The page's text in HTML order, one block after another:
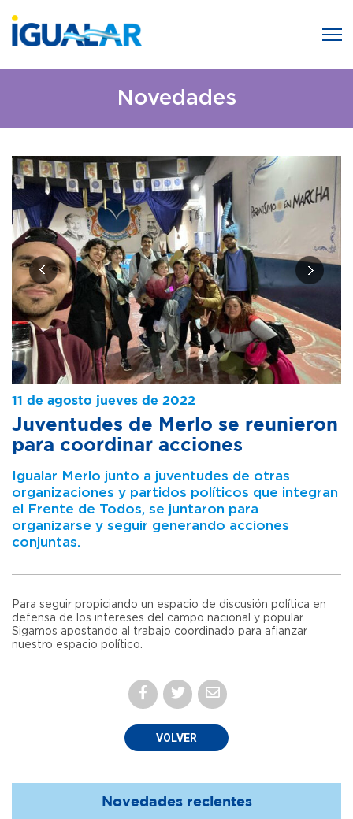
Novedades
11 de agosto jueves de 2022
Juventudes de Merlo se reunieron
para coordinar acciones
Igualar Merlo junto a juventudes de otras
organizaciones y partidos políticos que integran
el Frente de Todos, se juntaron para
organizarse y seguir generando acciones
conjuntas.
Para seguir propiciando un espacio de discusión política en
defensa de los intereses del campo nacional y popular.
Sigamos apostando al trabajo coordinado para afianzar
nuestro espacio político.
VOLVER
Novedades recientes